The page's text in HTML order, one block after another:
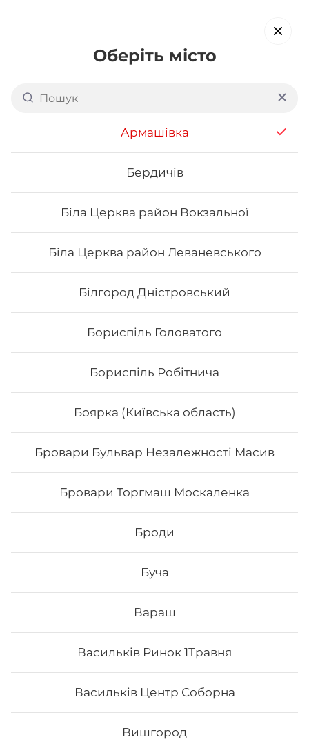
Оберіть місто
Армашівка
Бердичів
Біла Церква район Вокзальної
Біла Церква район Леваневського
Білгород Дністровський
Бориспіль Головатого
Бориспіль Робітнича
Боярка (Київська область)
Бровари Бульвар Незалежності Масив
Бровари Торгмаш Москаленка
Броди
Буча
Вараш
Васильків Ринок 1Травня
Васильків Центр Соборна
Вишгород
Доставка суші в
Дніпро «ЖК
Брама»
Каліфорнія
Каліфорнія з лососем
Вага: 255 г Склад: норі, рис, тобіко, лосось, ср